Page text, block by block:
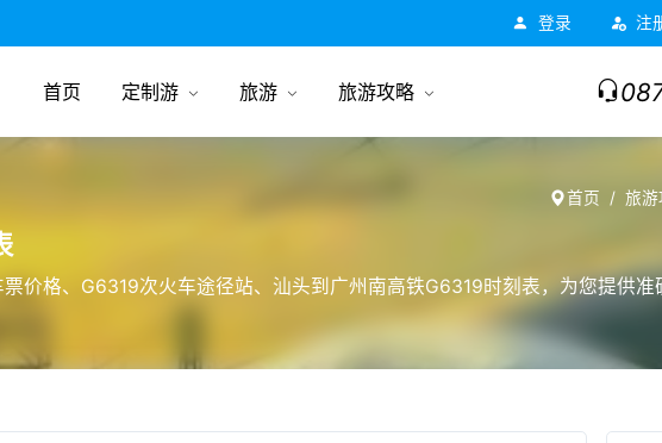
登录 注
首页 定制游 旅游 旅游攻略
首页 旅游
价格、G6319次火车途径站、汕头到广州南高铁G6319时刻表，为您提供准